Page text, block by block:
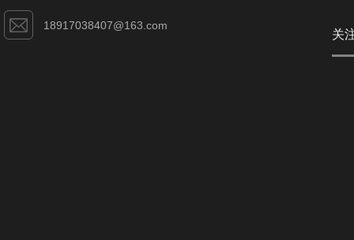
18917038407@163.com
关